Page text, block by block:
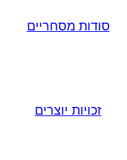
סודות מסחריים
זכויות יוצרים